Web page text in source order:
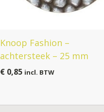
Knoop Fashion –
achtersteek – 25 mm
€0,85 incl. BTW